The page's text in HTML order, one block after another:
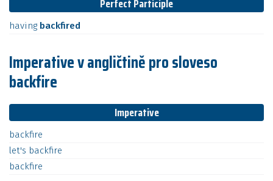
Perfect Participle
having backfired
Imperative v angličtině pro sloveso
backfire
Imperative
backfire
let's backfire
backfire